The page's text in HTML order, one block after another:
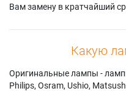
Вам замену в кратчайший
Какую
Оригинальные лампы -
Philips, Osram, Ushio,